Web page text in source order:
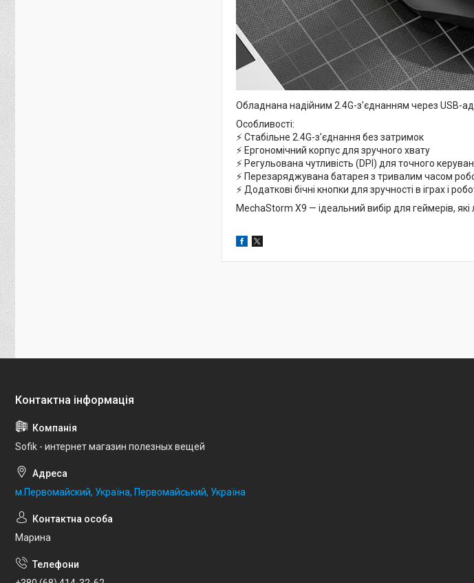
Обладнана надійним 2.4G-з'єднанням через USB-
Особливості:
⚡️ Стабільне 2.4G-з'єднання без затримок
⚡️ Ергономічний корпус для зручного хвату
⚡️ Регульована чутливість (DPI) для точного
⚡️ Перезаряджувана батарея з тривалим часом
⚡️ Додаткові бічні кнопки для зручності в іграх і
MechaStorm X9 — ідеальний вибір для геймерів, які
Sofik - интернет магазин полезных вещей
м.Первомайский, Україна, Первомайський, Україна
Марина